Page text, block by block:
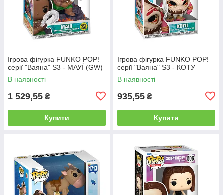
Ігрова фігурка FUNKO POP!
серії "Ваяна" S3 - МАУЇ (GW)
В наявності
1 529,55 ₴
Купити
Ігрова фігурка FUNKO POP!
серії "Ваяна" S3 - КОТУ
В наявності
935,55 ₴
Купити